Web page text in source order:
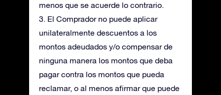
menos que se acuerde lo contrario.
3. El Comprador no puede aplicar
unilateralmente descuentos a los
montos adeudados y/o compensar de
ninguna manera los montos que deba
pagar contra los montos que pueda
reclamar, o al menos afirmar que puede